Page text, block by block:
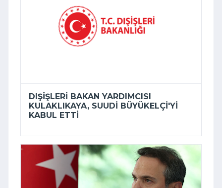
DIŞIŞLERI BAKAN YARDIMCISI
KULAKLIKAYA, SUUDI BÜYÜKELÇI'YI
KABUL ETTI